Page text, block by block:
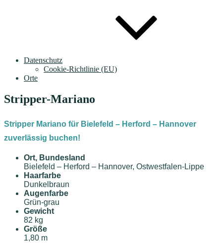
Datenschutz
Cookie-Richtlinie (EU)
Orte
Stripper-Mariano
Stripper Mariano für Bielefeld – Herford – Hannover
zuverlässig buchen!
Ort, Bundesland
Bielefeld – Herford – Hannover, Ostwestfalen-Lippe
Haarfarbe
Dunkelbraun
Augenfarbe
Grün-grau
Gewicht
82 kg
Größe
1,80 m